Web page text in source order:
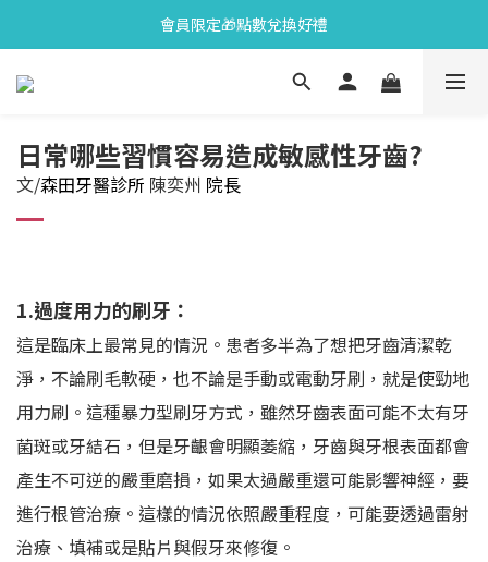
會員限定🎁點數兌換好禮
會員限定🎁點數兌換好禮
全新上市🫧變色牙膏加碼送好禮
日常哪些習慣容易造成敏感性牙齒?
文/森田牙醫診所 陳奕州 院長
1.過度用力的刷牙：
這是臨床上最常見的情況。患者多半為了想把牙齒清潔乾
淨，不論刷毛軟硬，也不論是手動或電動牙刷，就是使勁地
用力刷。這種暴力型刷牙方式，雖然牙齒表面可能不太有牙
菌斑或牙結石，但是牙齦會明顯萎縮，牙齒與牙根表面都會
產生不可逆的嚴重磨損，如果太過嚴重還可能影響神經，要
進行根管治療。這樣的情況依照嚴重程度，可能要透過雷射
治療、填補或是貼片與假牙來修復。